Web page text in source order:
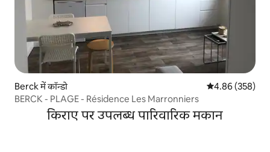
Berck में कॉन्डो औसत रेटिंग 5 में से
4.86 (358)
BERCK - PLAGE - Résidence Les Marronniers
किराए पर उपलब्ध पारिवारिक मकान